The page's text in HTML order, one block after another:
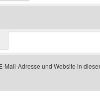
Mail-Adresse und Website in